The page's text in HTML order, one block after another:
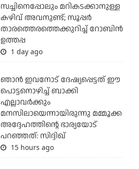
സച്ചിനെപ്പോലും മറികടക്കാനുള്ള
കഴിവ് അവനുണ്ട്; സൂപ്പര്‍
താരത്തെരത്തെക്കുറിച്ച് റോബിന്‍
ഉത്തപ്പ
1 day ago
ഞാന്‍ ഇവനോട് ദേഷ്യപ്പെട്ടത് ഈ
പൊട്ടനൊഴിച്ച് ബാക്കി
എല്ലാവര്‍ക്കും
മനസിലായെന്നായിരുന്നു മമ്മൂക്ക
അദ്ദേഹത്തിന്റെ ഭാര്യയോട്
പറഞ്ഞത്: സിദ്ദിഖ്
15 hours ago